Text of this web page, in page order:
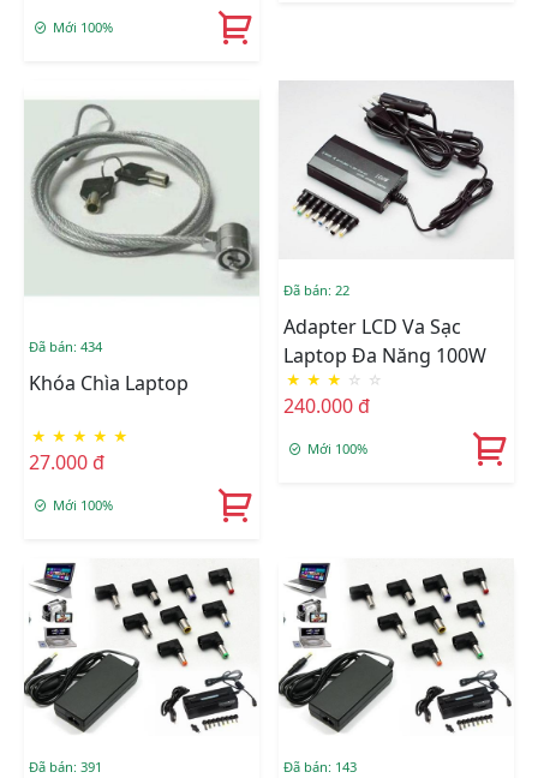
Mới 100%
Đã bán: 434
Khóa Chìa Laptop
★ ★ ★ ★ ★
27.000 đ
Mới 100%
Đã bán: 22
Adapter LCD Va Sạc
Laptop Đa Năng 100W
★ ★ ★ ☆ ☆
240.000 đ
Mới 100%
Đã bán: 391 Đã bán: 143